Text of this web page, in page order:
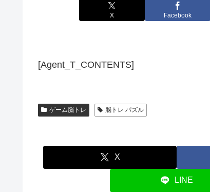
X Facebook
[Agent_T_CONTENTS]
ゲーム脳トレ 脳トレ パズル
X
LINE